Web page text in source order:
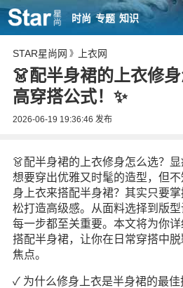
时尚 专题 知识
STAR星尚网 》 上衣网
👗配半身裙的上衣修
高穿搭公式！✨
2026-06-19 19:36:46 发布
👗配半身裙的上衣修身怎么选？显
想要穿出优雅又时髦的造型，但
身上衣来搭配半身裙？其实只要
松打造高级感。从面料选择到版型
每一步都至关重要。本文将为你
搭配半身裙，让你在日常穿搭中
焦点。
✓ 为什么修身上衣是半身裙的最佳